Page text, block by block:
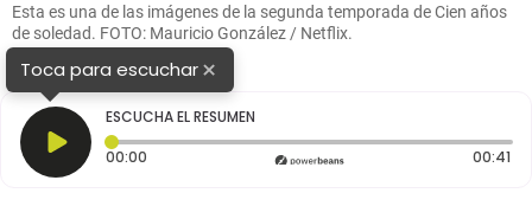
Esta es una de las imágenes de la segunda temporada de Cien años
de soledad. FOTO: Mauricio González / Netflix.
Toca para escuchar×
ESCUCHA EL RESUMEN
00:00 Tiempo transcurrido: 0 segundos 00:41